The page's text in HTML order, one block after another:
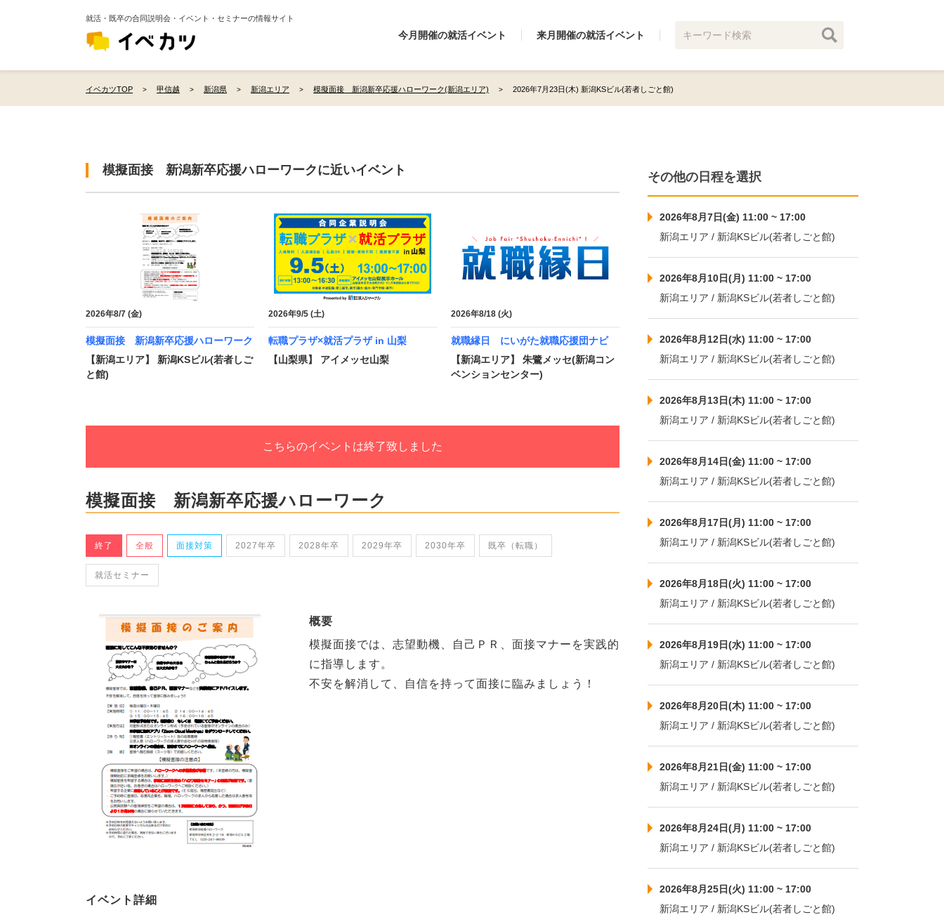
就活・既卒の合同説明会・イベント・セミナーの情報サイト
今月開催の就活イベント 来月開催の就活イベント
イベカツTOP 甲信越 新潟県 新潟エリア 模擬面接 新潟新卒応援ハローワーク(新潟エリア) 2026年7月23日(木) 新潟KSビル(若者しごと館)
模擬面接 新潟新卒応援ハローワークに近いイベント
2026年8/7 (金)
模擬面接 新潟新卒応援ハローワーク
【新潟エリア】 新潟KSビル(若者しご
と館)
2026年9/5 (土)
転職プラザ×就活プラザ in 山梨
【山梨県】 アイメッセ山梨
2026年8/18 (火)
就職縁日 にいがた就職応援団ナビ
【新潟エリア】 朱鷺メッセ(新潟コン
ベンションセンター)
こちらのイベントは終了致しました
模擬面接 新潟新卒応援ハローワーク
終了 全般 面接対策 2027年卒 2028年卒 2029年卒 2030年卒 既卒（転職）
就活セミナー
概要
模擬面接では、志望動機、自己ＰＲ、面接マナーを実践的
に指導します。
不安を解消して、自信を持って面接に臨みましょう！
イベント詳細
その他の日程を選択
2026年8月7日(金) 11:00 ~ 17:00
新潟エリア / 新潟KSビル(若者しごと館)
2026年8月10日(月) 11:00 ~ 17:00
新潟エリア / 新潟KSビル(若者しごと館)
2026年8月12日(水) 11:00 ~ 17:00
新潟エリア / 新潟KSビル(若者しごと館)
2026年8月13日(木) 11:00 ~ 17:00
新潟エリア / 新潟KSビル(若者しごと館)
2026年8月14日(金) 11:00 ~ 17:00
新潟エリア / 新潟KSビル(若者しごと館)
2026年8月17日(月) 11:00 ~ 17:00
新潟エリア / 新潟KSビル(若者しごと館)
2026年8月18日(火) 11:00 ~ 17:00
新潟エリア / 新潟KSビル(若者しごと館)
2026年8月19日(水) 11:00 ~ 17:00
新潟エリア / 新潟KSビル(若者しごと館)
2026年8月20日(木) 11:00 ~ 17:00
新潟エリア / 新潟KSビル(若者しごと館)
2026年8月21日(金) 11:00 ~ 17:00
新潟エリア / 新潟KSビル(若者しごと館)
2026年8月24日(月) 11:00 ~ 17:00
新潟エリア / 新潟KSビル(若者しごと館)
2026年8月25日(火) 11:00 ~ 17:00
新潟エリア / 新潟KSビル(若者しごと館)